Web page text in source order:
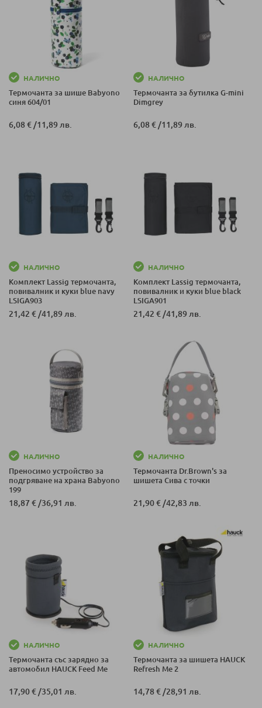
НАЛИЧНО
Термочанта за шише Babyono
синя 604/01
6,08 € /11,89 лв.
НАЛИЧНО
Термочанта за бутилка G-mini
Dimgrey
6,08 € /11,89 лв.
НАЛИЧНО
Комплект Lassig термочанта,
повивалник и куки blue navy
LSIGA903
21,42 € /41,89 лв.
НАЛИЧНО
Комплект Lassig термочанта,
повивалник и куки blue black
LSIGA901
21,42 € /41,89 лв.
НАЛИЧНО
Преносимо устройство за
подгряване на храна Babyono
199
18,87 € /36,91 лв.
НАЛИЧНО
Термочанта Dr.Brown's за
шишета Сива с точки
21,90 € /42,83 лв.
НАЛИЧНО
Термочанта със зарядно за
автомобил HAUCK Feed Me
17,90 €/35,01 лв.
НАЛИЧНО
Термочанта за шишета HAUCK
Refresh Me 2
14,78 €/28,91 лв.